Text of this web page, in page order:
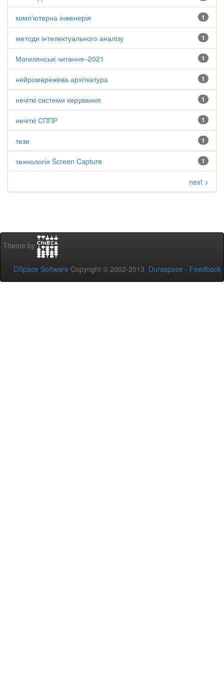
1
комп'ютерна інженерія
1
методи інтелектуального аналізу
1
Могилянські читання–2021
1
нейромережева архітектура
1
нечіткі системи керування
1
нечіткі СППР
1
тези
1
технологія Screen Capture
next >
Theme by
DSpace Software Copyright © 2002-2013 Duraspace - Feedback